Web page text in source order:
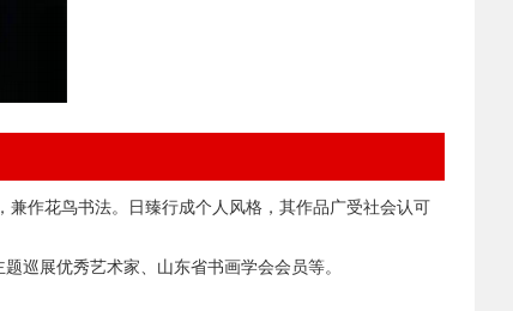
作花鸟书法。日臻行成个人风格，其作品广受社会认可
巡展优秀艺术家、山东省书画学会会员等。